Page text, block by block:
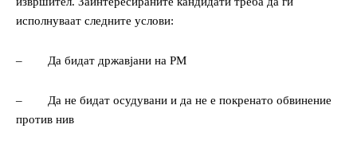
исполнуваат следните услови:
– Да бидат државјани на РМ
–
Да не бидат осудувани и да не е покренато обвинение
против нив